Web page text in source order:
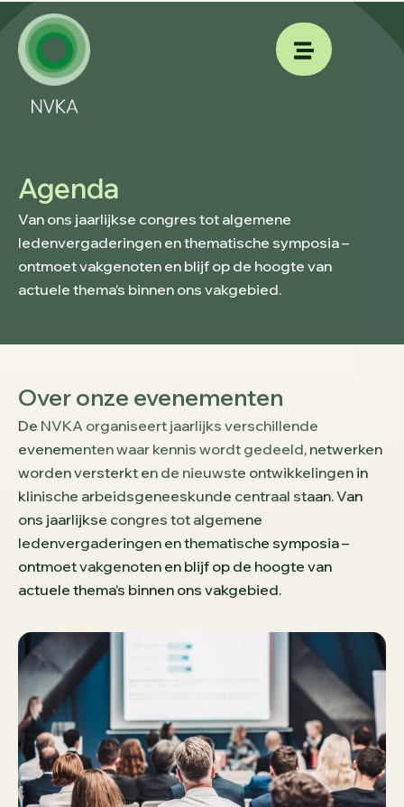
Agenda
Van ons jaarlijkse congres tot algemene
ledenvergaderingen en thematische symposia –
ontmoet vakgenoten en blijf op de hoogte van
actuele thema’s binnen ons vakgebied.
Over onze evenementen
De NVKA organiseert jaarlijks verschillende
evenementen waar kennis wordt gedeeld, netwerken
worden versterkt en de nieuwste ontwikkelingen in
klinische arbeidsgeneeskunde centraal staan. Van
ons jaarlijkse congres tot algemene
ledenvergaderingen en thematische symposia –
ontmoet vakgenoten en blijf op de hoogte van
actuele thema’s binnen ons vakgebied.